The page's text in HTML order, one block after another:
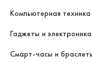
Компьютерная техника
Гаджеты и электроника
Смарт-часы и